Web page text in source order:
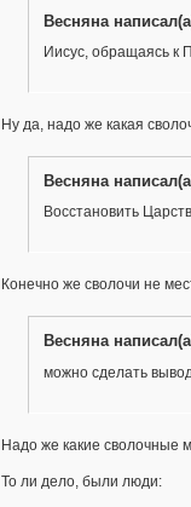
Весняна
Иисус, обращаясь к
Ну да, надо же какая
Весняна
Восстановить
Конечно же сволочи не
Весняна
можно сделать
Надо же какие сволочные
То ли дело, были люди: